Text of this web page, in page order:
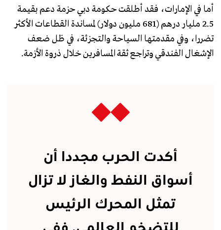
أما في الإمارات، فقد أطلقت حكومة دبي حزمة دعم بقيمة
2.5 مليار درهم (681 مليون دولار) لمساندة القطاعات الأكثر
تضررا، وفي مقدمتها السياحة والتجزئة، في ظل ضعف
الإشغال الفندقي وتراجع ثقة المسافرين خلال ذروة الأزمة.
أكدت الحرب مجددا أن
أسواق النفط والغاز لا تزال
تمثل المحرك الرئيس